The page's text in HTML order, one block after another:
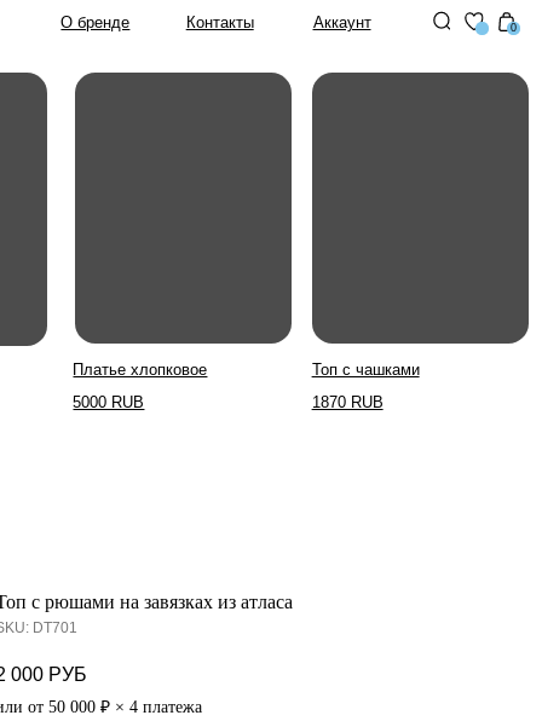
Контакты Аккаунт 0
с рюшами на завязках из атласа
DT701
000 РУБ
от 50 000 ₽ × 4 платежа